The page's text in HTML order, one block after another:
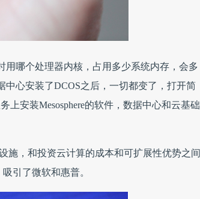
哪个处理器内核，占用多少系统内存，会多
心安装了DCOS之后，一切都变了，打开简
上安装Mesosphere的软件，数据中心和云基础
施，和投资云计算的成本和可扩展性优势之间
引了微软和惠普。